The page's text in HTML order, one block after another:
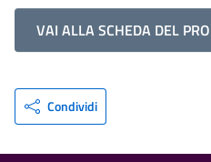
VAI ALLA SCHEDA DEL
Condividi